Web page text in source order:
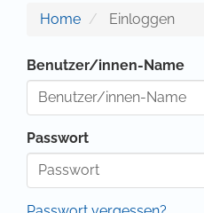
Home Einloggen
Benutzer/innen-Name
Passwort